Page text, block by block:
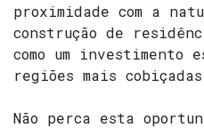
proximidade com a
construção de
como um investimento
regiões mais
Não perca esta